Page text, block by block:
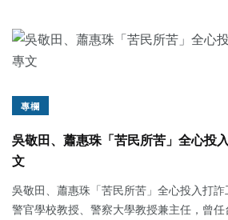
專欄
吳敬田、蕭惠珠「苦民所苦」全心投
文
吳敬田、蕭惠珠「苦民所苦」全心投入打
警官學校教授、警察大學教授兼主任，曾